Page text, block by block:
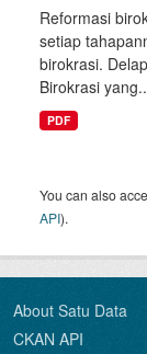
Reformasi
setiap
birokrasi.
Birokrasi
PDF
You can also
API).
About Satu Data
CKAN API